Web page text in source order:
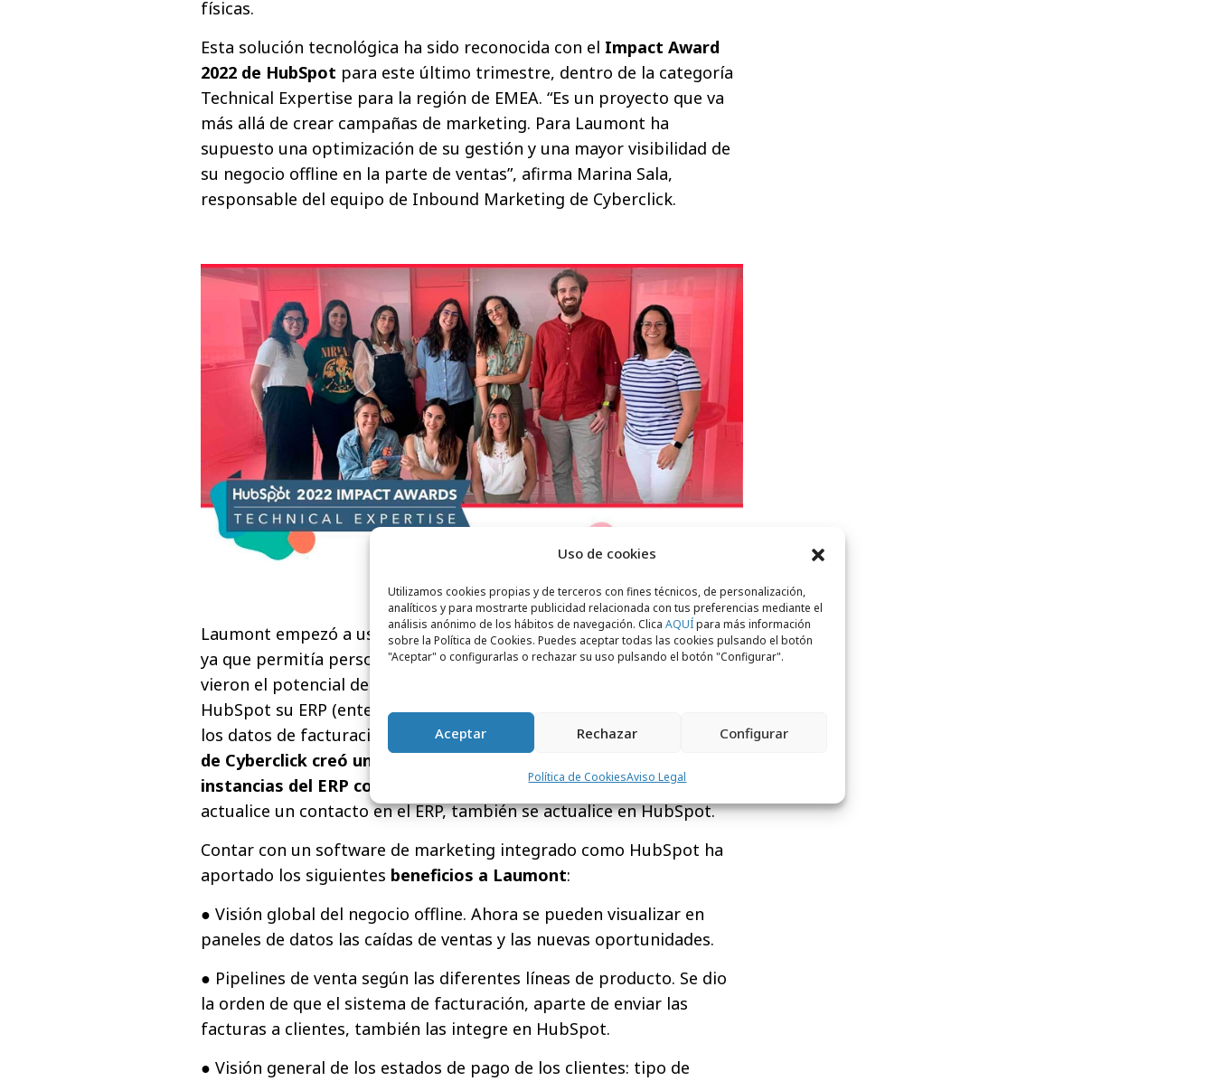
Uso de cookies
Utilizamos cookies propias y de terceros con fines técnicos, de personalización,
analíticos y para mostrarte publicidad relacionada con tus preferencias mediante el
análisis anónimo de los hábitos de navegación. Clica AQUÍpara más información
sobre la Política de Cookies. Puedes aceptar todas las cookies pulsando el botón
"Aceptar" o configurarlas o rechazar su uso pulsando el botón "Configurar".
Aceptar Rechazar Configurar
Política de CookiesAviso Legal
físicas.
Esta solución tecnológica ha sido reconocida con el Impact Award
2022 de HubSpot para este último trimestre, dentro de la categoría
Technical Expertise para la región de EMEA. “Es un proyecto que va
más allá de crear campañas de marketing. Para Laumont ha
supuesto una optimización de su gestión y una mayor visibilidad de
su negocio offline en la parte de ventas”, afirma Marina Sala,
responsable del equipo de Inbound Marketing de Cyberclick.
Laumont empezó a usar HubSpot por su funcionalidad de emailing,
ya que permitía personalizar los emails de cada cliente, pero cuando
vieron el potencial de la plataforma, decidieron centralizar en
HubSpot su ERP (enterprise resource planning) y el CRM con todos
los datos de facturación. Para poder conseguir esto,el equipo de IT
de Cyberclick creó una API que ayuda a sincronizar nuevas
instancias del ERP con HubSpot
. Por ejemplo, que cuando se
actualice un contacto en el ERP, también se actualice en HubSpot.
Contar con un software de marketing integrado como HubSpot ha
aportado los siguientes beneficios a Laumont:
● Visión global del negocio offline. Ahora se pueden visualizar en
paneles de datos las caídas de ventas y las nuevas oportunidades.
● Pipelines de venta según las diferentes líneas de producto. Se dio
la orden de que el sistema de facturación, aparte de enviar las
facturas a clientes, también las integre en HubSpot.
● Visión general de los estados de pago de los clientes: tipo de